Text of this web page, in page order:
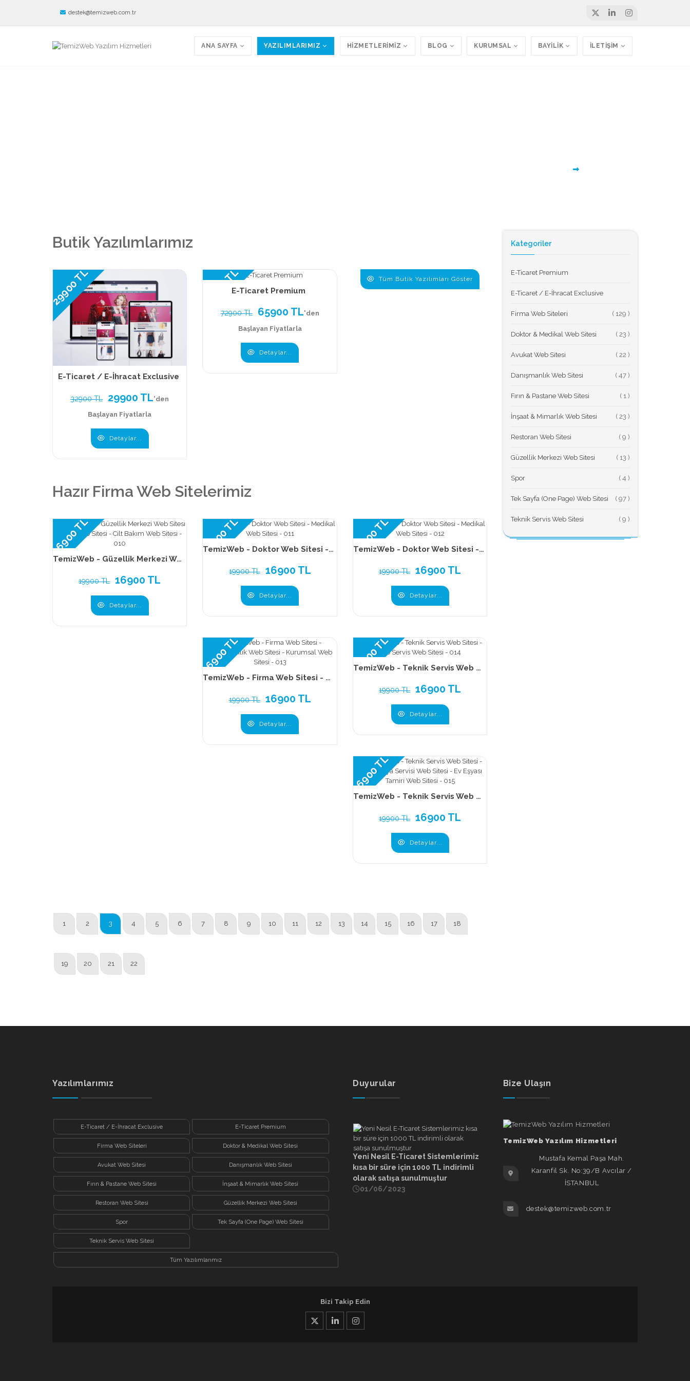
destek@temizweb.com.tr
ANA SAYFA YAZILIMLARIMIZ HİZMETLERİMİZ BLOG KURUMSAL BAYİLİK İLETİŞİM
Butik Yazılımlarımız
29900 TL
E-Ticaret / E-İhracat Exclusive
32900 TL 29900 TL'den
Başlayan Fiyatlarla
Detaylar...
65900 TLE-Ticaret Premium
72900 TL 65900 TL'den
Başlayan Fiyatlarla
Detaylar...
Tüm Butik Yazılımları Göster
Hazır Firma Web Sitelerimiz
16900 TL
TemizWeb - Güzellik Merkezi Web Sitesi - SPA Web Sitesi - Cilt Bakım Web Sitesi - 010
19900 TL 16900 TL
Detaylar...
16900 TL TemizWeb - Doktor Web Sitesi - Medikal Web Sitesi - 011
19900 TL 16900 TL
Detaylar...
16900 TL TemizWeb - Doktor Web Sitesi - Medikal Web Sitesi - 012
19900 TL 16900 TL
Detaylar...
16900 TL
TemizWeb - Firma Web Sitesi - Danışmanlık Web Sitesi - Kurumsal Web Sitesi - 013
19900 TL 16900 TL
Detaylar...
16900 TL TemizWeb - Teknik Servis Web Sitesi - Oto Servis Web Sitesi - 014
19900 TL 16900 TL
Detaylar...
16900 TL
TemizWeb - Teknik Servis Web Sitesi - Beyaz Eşya Servisi Web Sitesi - Ev Eşyası Tamiri Web Sitesi - 015
19900 TL 16900 TL
Detaylar...
1 2 3 4 5 6 7 8 9 10 11 12 13 14 15 16 17 18
19 20 21 22
Kategoriler
E-Ticaret Premium
E-Ticaret / E-İhracat Exclusive
Firma Web Siteleri (
Doktor & Medikal Web Sitesi (
Avukat Web Sitesi (
Danışmanlık Web Sitesi (
Fırın & Pastane Web Sitesi (
İnşaat & Mimarlık Web Sitesi (
Restoran Web Sitesi (
Güzellik Merkezi Web Sitesi (
Spor (
Tek Sayfa (One Page) Web Sitesi (
Teknik Servis Web Sitesi (
Yazılımlarımız
E-Ticaret / E-İhracat Exclusive E-Ticaret Premium
Firma Web Siteleri Doktor & Medikal Web Sitesi
Avukat Web Sitesi Danışmanlık Web Sitesi
Fırın & Pastane Web Sitesi İnşaat & Mimarlık Web Sitesi
Restoran Web Sitesi Güzellik Merkezi Web Sitesi
Spor Tek Sayfa (One Page) Web Sitesi
Teknik Servis Web Sitesi
Tüm Yazılımlarımız
Duyurular
Yeni Nesil E-Ticaret Sistemlerimiz
kısa bir süre için 1000 TL indirimli
olarak satışa sunulmuştur
01/06/2023
Bize Ulaşın
TemizWeb Yazılım Hizmetleri
Mustafa Kemal Paşa Mah.
Karanfil Sk. No:39/B Avcılar /
İSTANBUL
destek@temizweb.com.tr
Bizi Takip Edin